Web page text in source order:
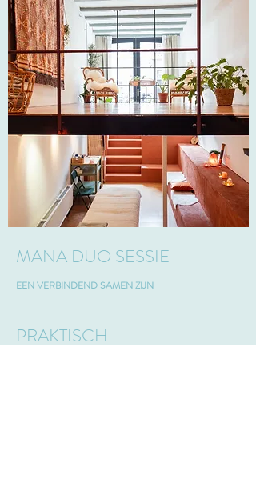
MANA DUO SESSIE
EEN VERBINDEND SAMEN ZIJN
PRAKTISCH